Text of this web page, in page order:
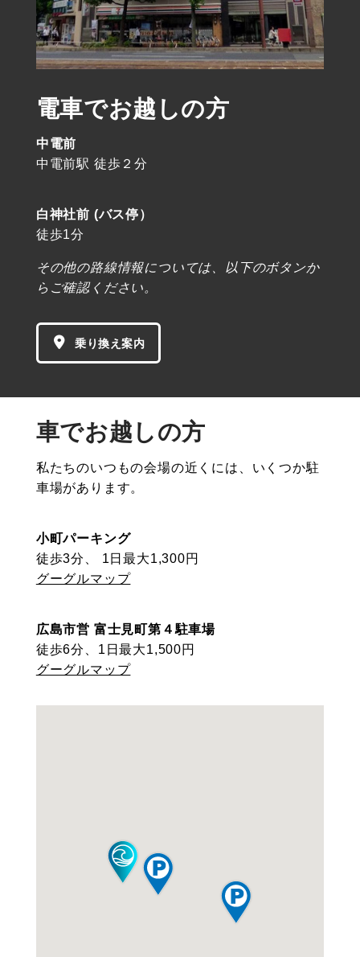
電車でお越しの方
中電前
中電前駅 徒歩２分
白神社前 (バス停）
徒歩1分
その他の路線情報については、以下のボタンか
らご確認ください。
乗り換え案内
車でお越しの方
私たちのいつもの会場の近くには、いくつか駐
車場があります。
小町パーキング
徒歩3分、 1日最大1,300円
グーグルマップ
広島市営 富士見町第４駐車場
徒歩6分、1日最大1,500円
グーグルマップ